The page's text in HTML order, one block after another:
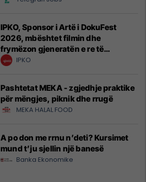
IPKO, Sponsor i Artë i DokuFest
2026, mbështet filmin dhe
frymëzon gjeneratën e re të
krijuesve
IPKO
Pashtetat MEKA - zgjedhje praktike
për mëngjes, piknik dhe rrugë
MEKA HALAL FOOD
A po don me rrnu n’deti? Kursimet
mund t’ju sjellin një banesë
Banka Ekonomike